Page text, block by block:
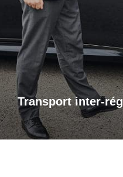
Transport inter-
Pour vos trajets longue
de transport inter-régional
pour des raisons
bénéficiez d’un
avec des